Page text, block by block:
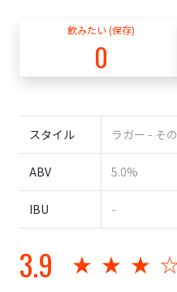
飲みたい (保存)
0
スタイル ラガー - そ
ABV 5.0%
IBU -
3.9